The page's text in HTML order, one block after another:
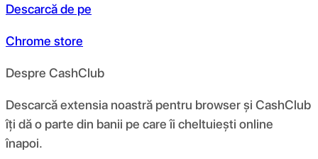
Descarcă de pe
Chrome store
Despre CashClub
Descarcă extensia noastră pentru browser și CashClub
îți dă o parte din banii pe care îi cheltuiești online
înapoi.